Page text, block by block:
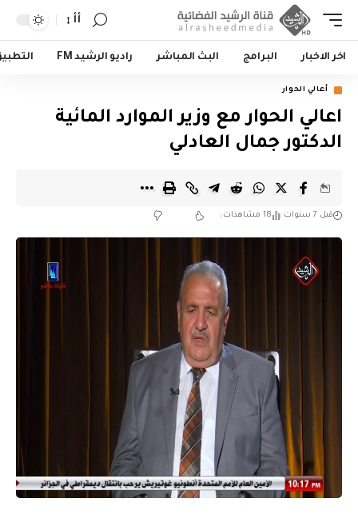
أأ
اخر الاخبار البرامج البث المباشر راديو الرشيد FM
أعالي الحوار
اعالي الحوار مع وزير الموارد المائية
الدكتور جمال العادلي
قبل 7 سنوات 18 مشاهدات